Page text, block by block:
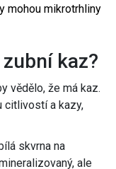
mohou mikrotrhliny
kaz?
vědělo, že má kaz.
citlivostí a kazy,
skvrna na
ale